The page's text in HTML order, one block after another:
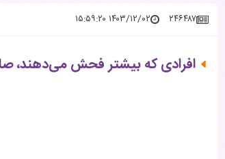
۲۴۶۴۸۷ ۱۴۰۳/۱۲/۰۲ ۱۵:۵۹:۲۰
افرادی که بیشتر فحش می‌دهند،